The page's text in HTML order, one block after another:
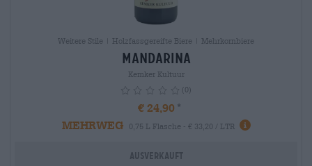
Weitere Stile | Holzfassgereifte Biere | Mehrkornbiere
Mandarina
Kemker Kultuur
(0)
€ 24,90
MEHRWEG
0,75 L Flasche - € 33,20 / LTR info
Ausverkauft